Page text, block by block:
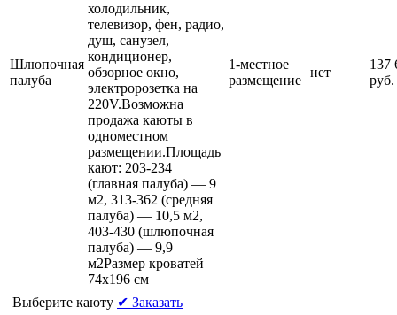
Шлюпочная
палуба
холодильник,
телевизор, фен, радио,
душ, санузел,
кондиционер,
обзорное окно,
электророзетка на
220V.Возможна
продажа каюты в
одноместном
размещении.Площадь
кают: 203-234
(главная палуба) — 9
м2, 313-362 (средняя
палуба) — 10,5 м2,
403-430 (шлюпочная
палуба) — 9,9
м2Размер кроватей
74х196 см
1-местное
размещение
нет
137
руб.
Выберите каюту ✔ Заказать